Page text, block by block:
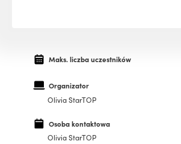
Maks. liczba uczestników
Organizator
Olivia StarTOP
Osoba kontaktowa
Olivia StarTOP